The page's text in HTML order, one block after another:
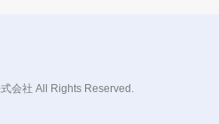
会社 All Rights Reserved.